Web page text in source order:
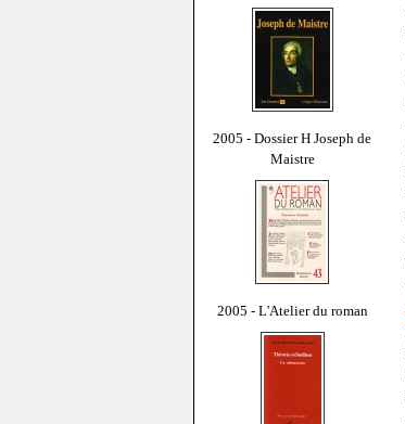
2005 - Dossier H Joseph de
Maistre
2005 - L'Atelier du roman